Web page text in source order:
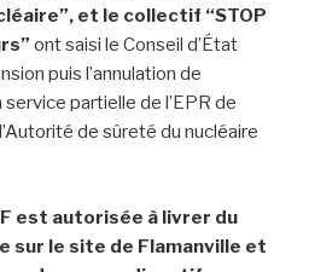
et le collectif “STOP
ont saisi le Conseil d’État
puis l’annulation de
partielle de l’EPR de
de sûreté du nucléaire
est autorisée à livrer du
sur le site de Flamanville et